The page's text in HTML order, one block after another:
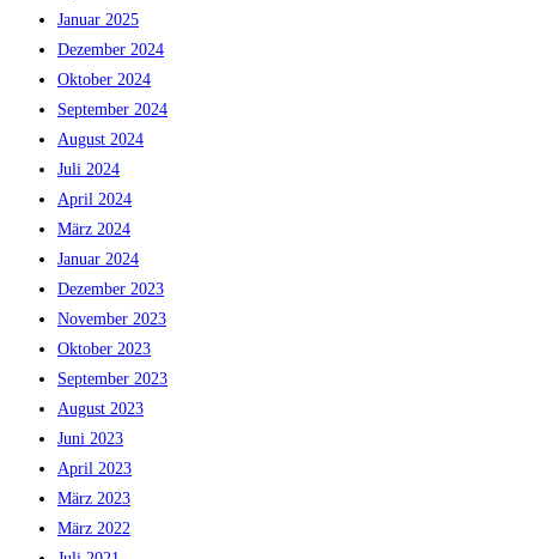
Januar 2025
Dezember 2024
Oktober 2024
September 2024
August 2024
Juli 2024
April 2024
März 2024
Januar 2024
Dezember 2023
November 2023
Oktober 2023
September 2023
August 2023
Juni 2023
April 2023
März 2023
März 2022